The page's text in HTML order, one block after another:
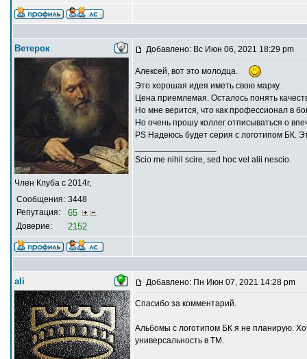
Ветерок
Член Клуба с 2014г,
Сообщения: 3448
Репутация:
65
Доверие: 2152
Добавлено: Вс Июн 06, 2021 18:29 pm
Алексей, вот это молодца.
Это хорошая идея иметь свою марку.
Цена приемлемая. Осталось понять
Но мне верится, что как профессионал в
Но очень прошу коллег отписываться о
PS Надеюсь будет серия с логотипом БК.
Scio me nihil scire, sed hoc vel alii nescio.
ali Добавлено: Пн Июн 07, 2021 14:28 pm
Спасибо за комментарий.
Альбомы с логотипом БК я не планирую.
универсальность в ТМ.